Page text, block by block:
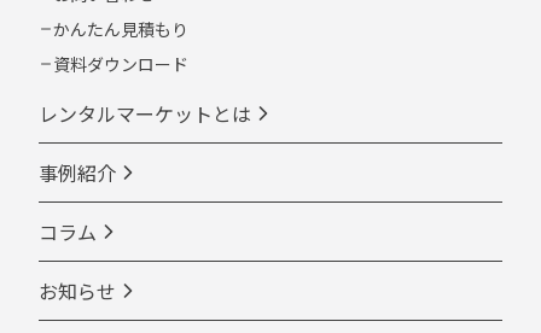
かんたん見積もり
資料ダウンロード
レンタルマーケットとは
事例紹介
コラム
お知らせ